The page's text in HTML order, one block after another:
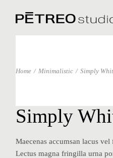
Home Minimalistic Simply
Simply
Maecenas accumsan lacus
Lectus magna fringilla urna